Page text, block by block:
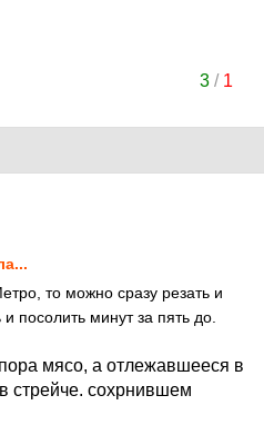
3/ 1
то можно сразу резать и
посолить минут за пять до.
мясо, а отлежавшееся в
стрейче. сохрнившем